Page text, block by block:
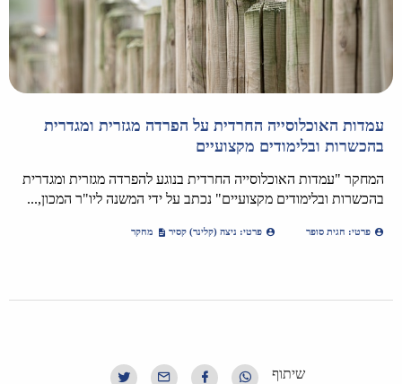
עמדות האוכלוסייה החרדית על הפרדה מגזרית ומגדרית
בהכשרות ובלימודים מקצועיים
המחקר "עמדות האוכלוסייה החרדית בנוגע להפרדה מגזרית ומגדרית
בהכשרות ובלימודים מקצועיים" נכתב על ידי המשנה ליו"ר המכון,...
פרטי: חגית סופר פרטי: ניצה (קלינר) קסיר מחקר
שיתוף